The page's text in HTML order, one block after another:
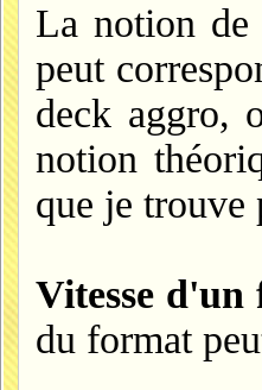
La notion de
peut
deck aggro,
notion
que je trouve
Vitesse d'un
du format